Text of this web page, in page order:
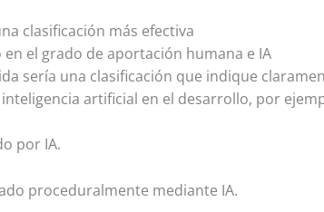
clasificación más efectiva
el grado de aportación humana e IA
sería una clasificación que indique
artificial en el desarrollo, por
por IA.
proceduralmente mediante IA.